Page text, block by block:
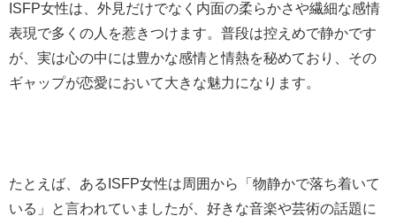
ISFP女性は、外見だけでなく内面の柔らかさや繊細な感情
表現で多くの人を惹きつけます。普段は控えめで静かです
が、実は心の中には豊かな感情と情熱を秘めており、その
ギャップが恋愛において大きな魅力になります。
たとえば、あるISFP女性は周囲から「物静かで落ち着いて
いる」と言われていましたが、好きな音楽や芸術の話題に